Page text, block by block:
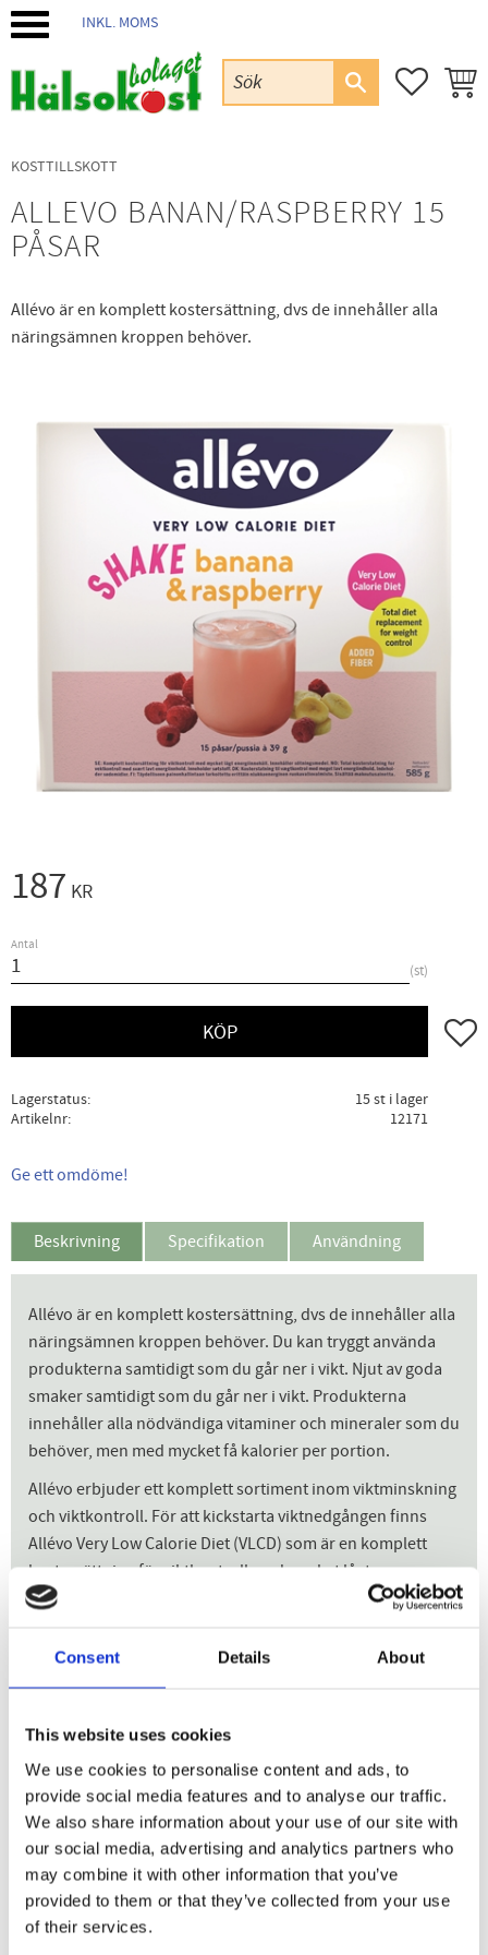
Consent Details About
This website uses cookies
We use cookies to personalise content and ads, to
provide social media features and to analyse our traffic.
We also share information about your use of our site with
our social media, advertising and analytics partners who
may combine it with other information that you’ve
provided to them or that they’ve collected from your use
of their services.
INKL. MOMS
KOSTTILLSKOTT
ALLEVO BANAN/RASPBERRY 15
PÅSAR
Allévo är en komplett kostersättning, dvs de innehåller alla
näringsämnen kroppen behöver.
187 KR
Antal
st
KÖP Lägg
Lagerstatus
15 st i lager
Artikelnr
12171
Ge ett omdöme!
Beskrivning Specifikation Användning
Allévo är en komplett kostersättning, dvs de innehåller alla
näringsämnen kroppen behöver. Du kan tryggt använda
produkterna samtidigt som du går ner i vikt. Njut av goda
smaker samtidigt som du går ner i vikt. Produkterna
innehåller alla nödvändiga vitaminer och mineraler som du
behöver, men med mycket få kalorier per portion.
Allévo erbjuder ett komplett sortiment inom viktminskning
och viktkontroll. För att kickstarta viktnedgången finns
Allévo Very Low Calorie Diet (VLCD) som är en komplett
kostersättning för viktkontroll med mycket lågt
energiinnehåll.
5 portioner Allévo VLCD. Det är viktigt att du tar alla
portioner varje dag för att vara säker på att du får i dig
och varianter som du vill – det finns shakes, soppor och
gröt att välja mellan. Produkterna är utvecklade och
tillverkade i Sverige.
Allévo VLCD är endast avsedd för friska vuxna med övervikt
eller fetma som har för avsikt att gå ned i vikt. Kan
användas upp till åtta veckor utan rådgivning från hälso-
eller sjukvårdspersonal. Produkterna bör inte användas av